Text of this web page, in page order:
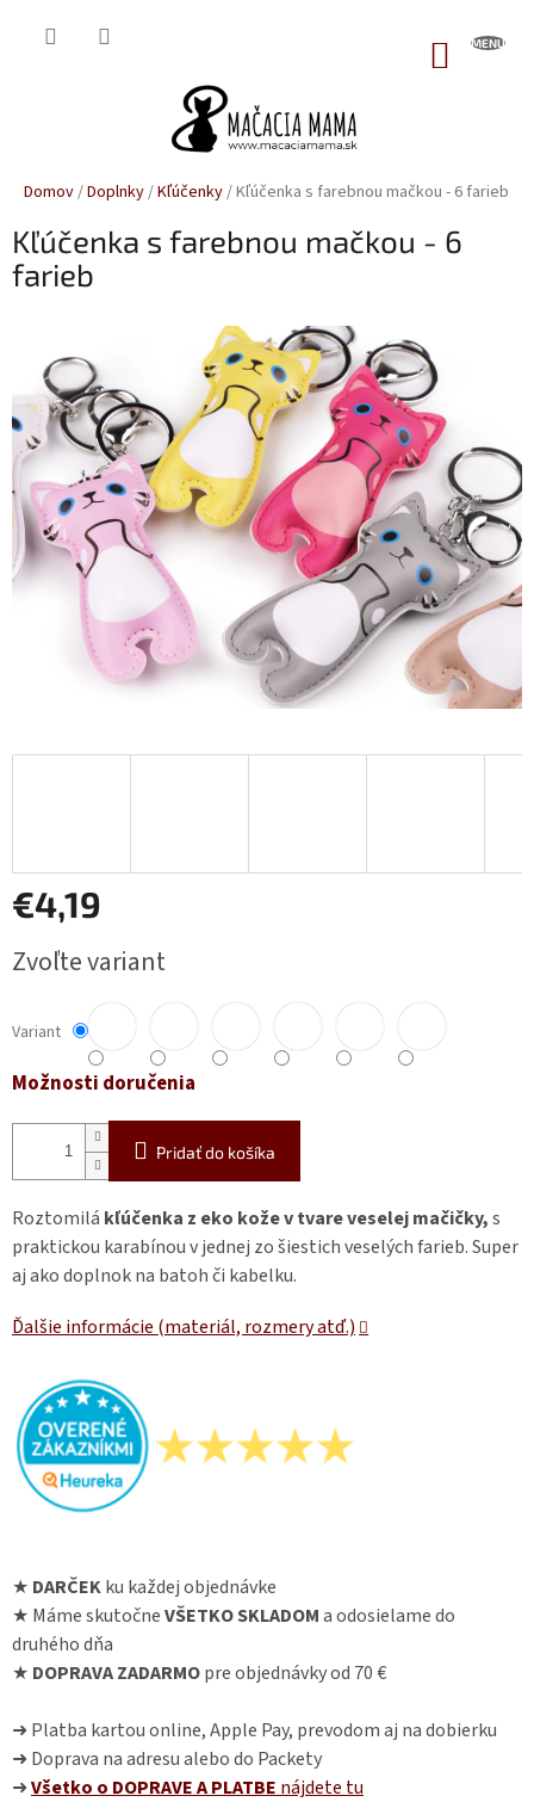
Domov/Doplnky/Kľúčenky/Kľúčenka s farebnou mačkou - 6 farieb
Kľúčenka s farebnou mačkou - 6
farieb
€4,19
cena:
Zvoľte variant
Variant
Možnosti doručenia
Pridať do košíka
Roztomilá kľúčenka z eko kože v tvare veselej mačičky,s
praktickou karabínou v jednej zo šiestich veselých farieb. Super
aj ako doplnok na batoh či kabelku.
Ďalšie informácie (materiál, rozmery atď.)
★ DARČEKku každej objednávke
★ Máme skutočneVŠETKO SKLADOMa odosielame do
druhého dňa
★ DOPRAVA ZADARMOpre objednávky od 70 €
➜ Platba kartou online, Apple Pay, prevodom aj na dobierku
➜ Doprava na adresu alebo do Packety
➜Všetko o DOPRAVE A PLATBE nájdete tu